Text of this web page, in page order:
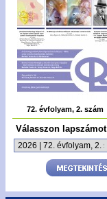
72. évfolyam, 2. szám
Válasszon lapszámot